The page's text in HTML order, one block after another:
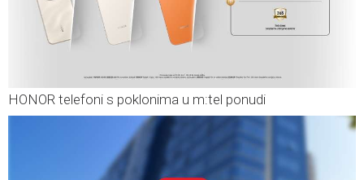
HONOR telefoni s poklonima u m:tel ponudi